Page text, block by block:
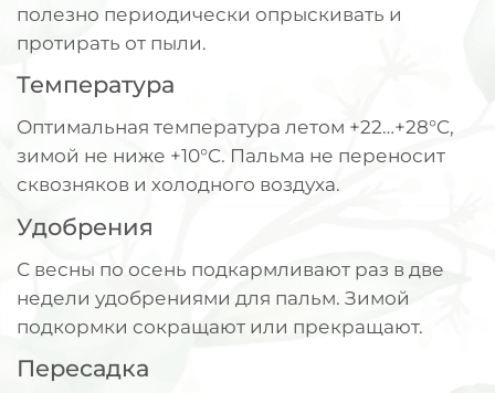
полезно периодически опрыскивать и
протирать от пыли.
Температура
Оптимальная температура летом +22…+28°C,
зимой не ниже +10°C. Пальма не переносит
сквозняков и холодного воздуха.
Удобрения
С весны по осень подкармливают раз в две
недели удобрениями для пальм. Зимой
подкормки сокращают или прекращают.
Пересадка